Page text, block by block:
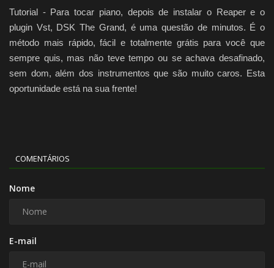
Tutorial - Para tocar piano, depois de instalar o Reaper e o
plugin Vst, DSK The Grand, é uma questão de minutos. É o
método mais rápido, fácil e totalmente grátis para você que
sempre quis, mas não teve tempo ou se achava desafinado,
sem dom, além dos instrumentos que são muito caros. Esta
oportunidade está na sua frente!
COMENTÁRIOS
Nome
E-mail